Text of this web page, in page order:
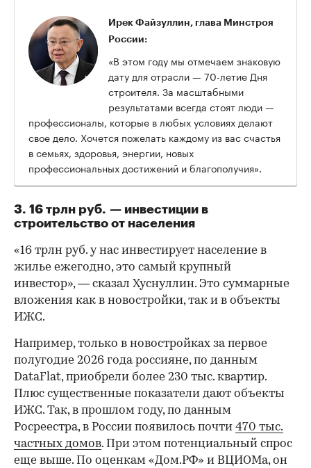
Ирек Файзуллин, глава Минстроя
России:
«В этом году мы отмечаем знаковую
дату для отрасли — 70-летие Дня
строителя. За масштабными
результатами всегда стоят люди —
профессионалы, которые в любых условиях делают
свое дело. Хочется пожелать каждому из вас счастья
в семьях, здоровья, энергии, новых
профессиональных достижений и благополучия».
3. 16 трлн руб. — инвестиции в
строительство от населения
«16 трлн руб. у нас инвестирует население в
жилье ежегодно, это самый крупный
инвестор», — сказал Хуснуллин. Это суммарные
вложения как в новостройки, так и в объекты
ИЖС.
Например, только в новостройках за первое
полугодие 2026 года россияне, по данным
DataFlat, приобрели более 230 тыс. квартир.
Плюс существенные показатели дают объекты
ИЖС. Так, в прошлом году, по данным
Росреестра, в России появилось почти 470 тыс.
частных домов. При этом потенциальный спрос
еще выше. По оценкам «Дом.РФ» и ВЦИОМа, он